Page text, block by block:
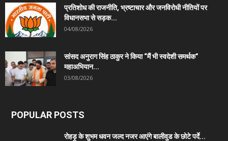
प्रतिशोध की राजनीति, भ्रष्टाचार और जनविरोधी नीतियों पर
विधानसभा से सड़क...
04/08/2026
सांसद अनुराग सिंह ठाकुर ने किया “मैं भी स्वदेशी समर्थक”
महाअभियान...
03/08/2026
POPULAR POSTS
रोहड़ू के शुभम धवन जल्द नजर आएंगे बालीवुड के छोटे पर्दे...